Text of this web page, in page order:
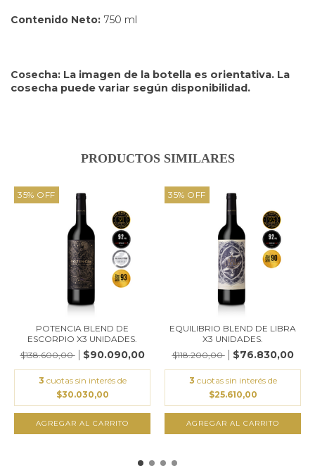
Contenido Neto: 750 ml
Cosecha: La imagen de la botella es orientativa. La
cosecha puede variar según disponibilidad.
PRODUCTOS SIMILARES
35% OFF
POTENCIA BLEND DE
ESCORPIO X3 UNIDADES.
$138.600,00
$90.090,00
3 cuotas sin interés de
$30.030,00
AGREGAR AL CARRITO
35% OFF
EQUILIBRIO BLEND DE LIBRA
X3 UNIDADES.
$118.200,00
$76.830,00
3 cuotas sin interés de
$25.610,00
AGREGAR AL CARRITO